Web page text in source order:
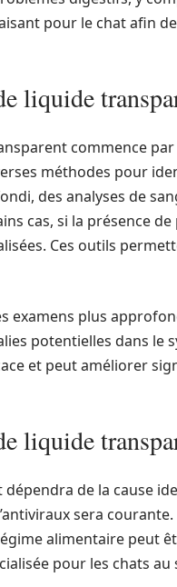
pour le chat afin
liquide
commence
méthodes pour
des analyses de
cas, si la présence
Ces outils
examens plus
potentielles dans le
et peut améliorer
liquide
de la cause
sera
alimentaire peut
pour les chats au